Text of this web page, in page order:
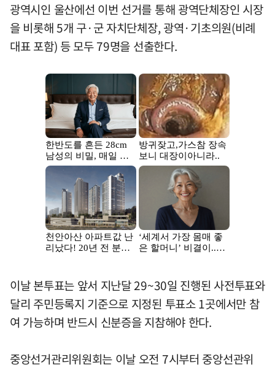
광역시인 울산에선 이번 선거를 통해 광역단체장인 시장
을 비롯해 5개 구·군 자치단체장, 광역·기초의원(비례
대표 포함) 등 모두 79명을 선출한다.
이날 본투표는 앞서 지난달 29~30일 진행된 사전투표와
달리 주민등록지 기준으로 지정된 투표소 1곳에서만 참
여 가능하며 반드시 신분증을 지참해야 한다.
중앙선거관리위원회는 이날 오전 7시부터 중앙선관위